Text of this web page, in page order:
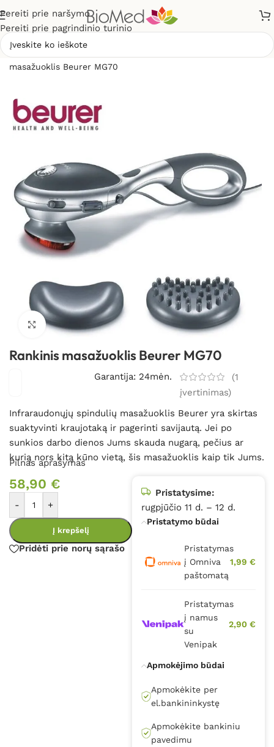
Pereiti prie naršymo
Pereiti prie pagrindinio turinio
masažuoklis Beurer MG70
Spustelėkite, kad padidintumėte
Rankinis masažuoklis Beurer MG70
Garantija: 24mėn. (1
įvertinimas)
Infraraudonųjų spindulių masažuoklis Beurer yra skirtas
suaktyvinti kraujotaką ir pagerinti savijautą. Jei po
sunkios darbo dienos Jums skauda nugarą, pečius ar
kurią nors kitą kūno vietą, šis masažuoklis kaip tik Jums.
Pilnas aprašymas
58,90 €
- +
Į krepšelį
Pridėti prie norų sąrašo
Pristatysime:
rugpjūčio 11 d. – 12 d.
Pristatymo būdai
Pristatymas
į Omniva
paštomatą
1,99 €
Pristatymas
į namus
su
Venipak
2,90 €
Apmokėjimo būdai
Apmokėkite per
el.bankininkystę
Apmokėkite bankiniu
pavedimu